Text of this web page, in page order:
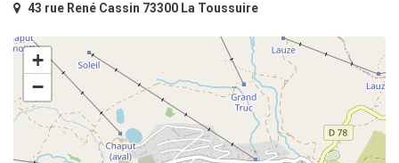
43 rue René Cassin 73300 La Toussuire
+
−